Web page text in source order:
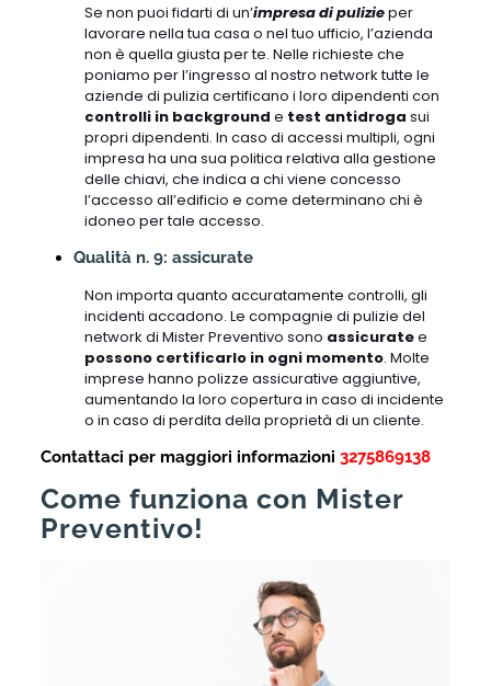
Se non puoi fidarti di un’impresa di pulizieper
lavorare nella tua casa o nel tuo ufficio, l’azienda
non è quella giusta per te. Nelle richieste che
poniamo per l’ingresso al nostro network tutte le
aziende di pulizia certificano i loro dipendenti con
controlli in background e test antidroga sui
propri dipendenti. In caso di accessi multipli, ogni
impresa ha una sua politica relativa alla gestione
delle chiavi, che indica a chi viene concesso
l’accesso all’edificio e come determinano chi è
idoneo per tale accesso.
Qualità n. 9: assicurate
Non importa quanto accuratamente controlli, gli
incidenti accadono. Le compagnie di pulizie del
network di Mister Preventivo sono assicuratee
possono certificarlo in ogni momento. Molte
imprese hanno polizze assicurative aggiuntive,
aumentando la loro copertura in caso di incidente
o in caso di perdita della proprietà di un cliente.
Contattaci per maggiori informazioni 3275869138
Come funziona con Mister
Preventivo!